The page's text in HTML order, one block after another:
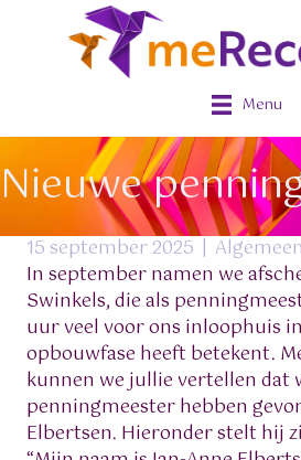
Menu
Nieuwe
15 september 2025 Algemeen
In september namen we
Swinkels, die als
uur veel voor ons inloophuis
opbouwfase heeft betekent.
kunnen we jullie vertellen dat
penningmeester hebben
Elbertsen. Hieronder stelt hij